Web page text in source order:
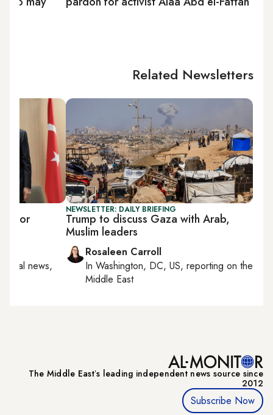
Related Newsletters
NEWSLETTER: DAILY BRIEFING
Trump to discuss Gaza with Arab,
Muslim leaders
Rosaleen Carroll
In Washington, DC, US, reporting on the
Middle East
for
news,
The Middle Eastʼs leading independent news source since
2012
Subscribe Now